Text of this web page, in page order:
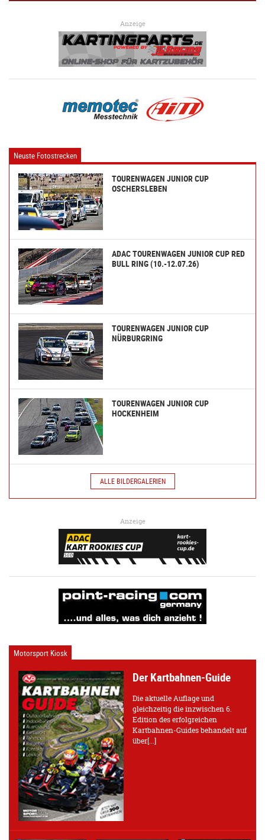
Anzeige
Neuste Fotostrecken
TOURENWAGEN JUNIOR CUP
OSCHERSLEBEN
ADAC TOURENWAGEN JUNIOR CUP RED
BULL RING (10.-12.07.26)
TOURENWAGEN JUNIOR CUP
NÜRBURGRING
TOURENWAGEN JUNIOR CUP
HOCKENHEIM
ALLE BILDERGALERIEN
Anzeige
Motorsport Kiosk
Der Kartbahnen-Guide
Die aktuelle Auflage und
gleichzeitig die inzwischen 6.
Edition des erfolgreichen
Kartbahnen-Guides behandelt auf
über[...]